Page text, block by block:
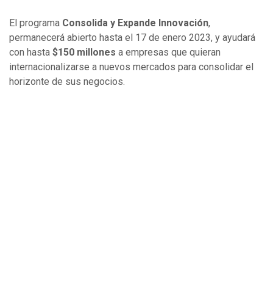
El programa Consolida y Expande Innovación,
permanecerá abierto hasta el 17 de enero 2023, y ayudará
con hasta $150 millones a empresas que quieran
internacionalizarse a nuevos mercados para consolidar el
horizonte de sus negocios.